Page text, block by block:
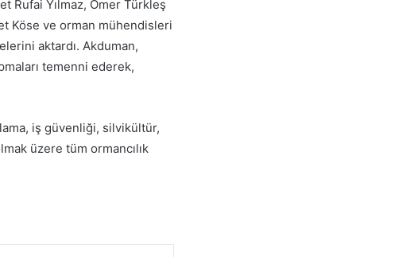
Rufai Yılmaz, Ömer Türkleş
Köse ve orman mühendisleri
aktardı. Akduman,
temenni ederek,
iş güvenliği, silvikültür,
üzere tüm ormancılık